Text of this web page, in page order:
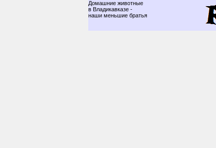
Домашние животные
в Владикавказе -
наши меньшие братья